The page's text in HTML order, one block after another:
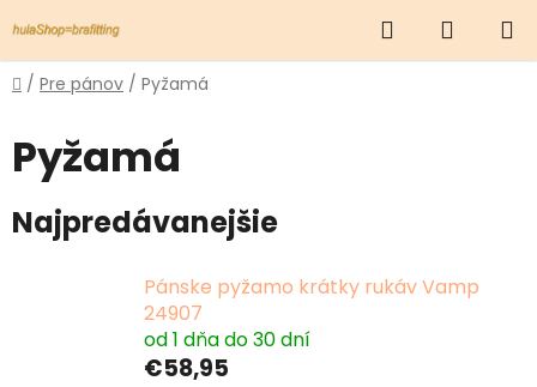
na
obsah
Hľadať
KOŠÍK
Domov
/ Pre pánov / Pyžamá
Pyžamá
Najpredávanejšie
Pánske pyžamo krátky rukáv Vamp
24907
od 1 dňa do 30 dní
€58,95